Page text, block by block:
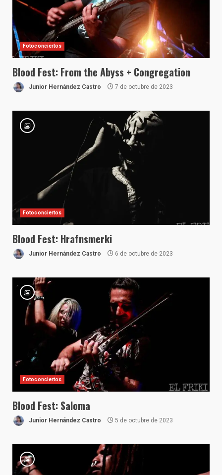
Fotoconciertos
Blood Fest: From the Abyss + Congregation
Junior Hernández Castro 7 de octubre de 2023
Fotoconciertos
Blood Fest: Hrafnsmerki
Junior Hernández Castro 6 de octubre de 2023
Fotoconciertos
Blood Fest: Saloma
Junior Hernández Castro 5 de octubre de 2023